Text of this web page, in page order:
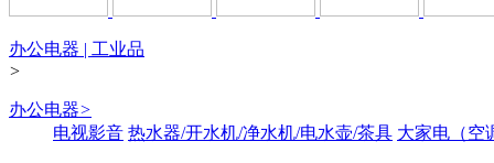
办公电器 | 工业品
>
办公电器>
电视影音 热水器/开水机/净水机/电水壶/茶具 大家电（空